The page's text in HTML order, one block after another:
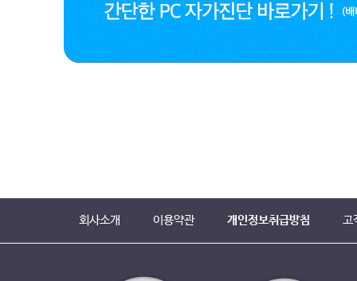
회사소개 이용약관 개인정보취급방침 고